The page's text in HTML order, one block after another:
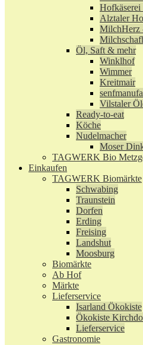
Hofkäserei
Alztaler
MilchHerz
Öl, Saft & mehr
Winklhof
Wimmer
Kreitmair
Vilstaler
Ready-to-eat
Köche
Nudelmacher
Moser
TAGWERK Bio
Einkaufen
TAGWERK Biomärkte
Schwabing
Traunstein
Dorfen
Erding
Freising
Landshut
Moosburg
Biomärkte
Ab Hof
Märkte
Lieferservice
Isarland Ökokiste
Ökokiste
Lieferservice
Gastronomie